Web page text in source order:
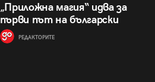
„Приложна магия“ идва за
първи път на български
РЕДАКТОРИТЕ